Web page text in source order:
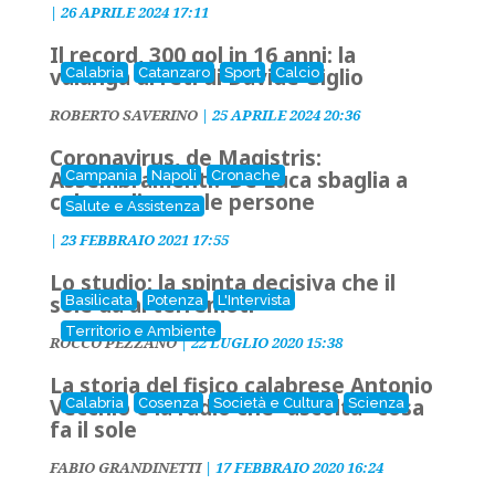
| 26 APRILE 2024 17:11
Calabria Catanzaro Sport Calcio
Il record, 300 gol in 16 anni: la
valanga di reti di Davide Giglio
ROBERTO SAVERINO| 25 APRILE 2024 20:36
Campania Napoli
Cronache
Salute e Assistenza
Coronavirus, de Magistris:
Assembramenti? De Luca sbaglia a
colpevolizzare le persone
| 23 FEBBRAIO 2021 17:55
Basilicata Potenza
L'Intervista
Territorio e Ambiente
Lo studio: la spinta decisiva che il
sole dà ai terremoti
ROCCO PEZZANO|22 LUGLIO 2020 15:38
Calabria Cosenza Società e Cultura Scienza
La storia del fisico calabrese Antonio
Vecchio e la radio che “ascolta” cosa
fa il sole
FABIO GRANDINETTI| 17 FEBBRAIO 2020 16:24